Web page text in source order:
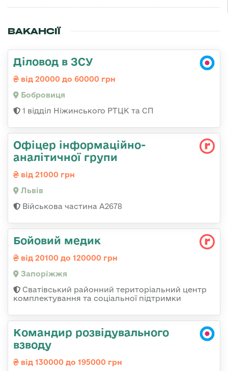
ВАКАНСІЇ
Діловод в ЗСУ
від 20000 до 60000 грн
Бобровиця
1 відділ Ніжинського РТЦК та СП
Офіцер інформаційно-
аналітичної групи
від 21000 грн
Львів
Військова частина А2678
Бойовий медик
від 20100 до 120000 грн
Запоріжжя
Сватівський районний територіальний центр
комплектування та соціальної підтримки
Командир розвідувального
взводу
від 130000 до 195000 грн